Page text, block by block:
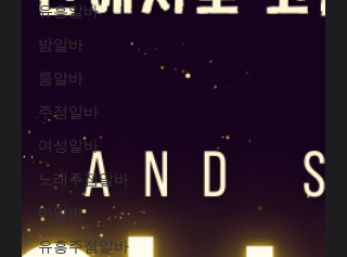
유흥알바
밤알바
룸알바
주점알바
여성알바
노래주점알바
바알바
유흥주점알바